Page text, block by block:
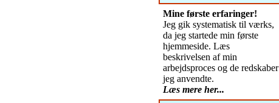
Mine første erfaringer!
Jeg gik systematisk til værks,
da jeg startede min første
hjemmeside. Læs
beskrivelsen af min
arbejdsproces og de redskaber
jeg anvendte.
Læs mere her...